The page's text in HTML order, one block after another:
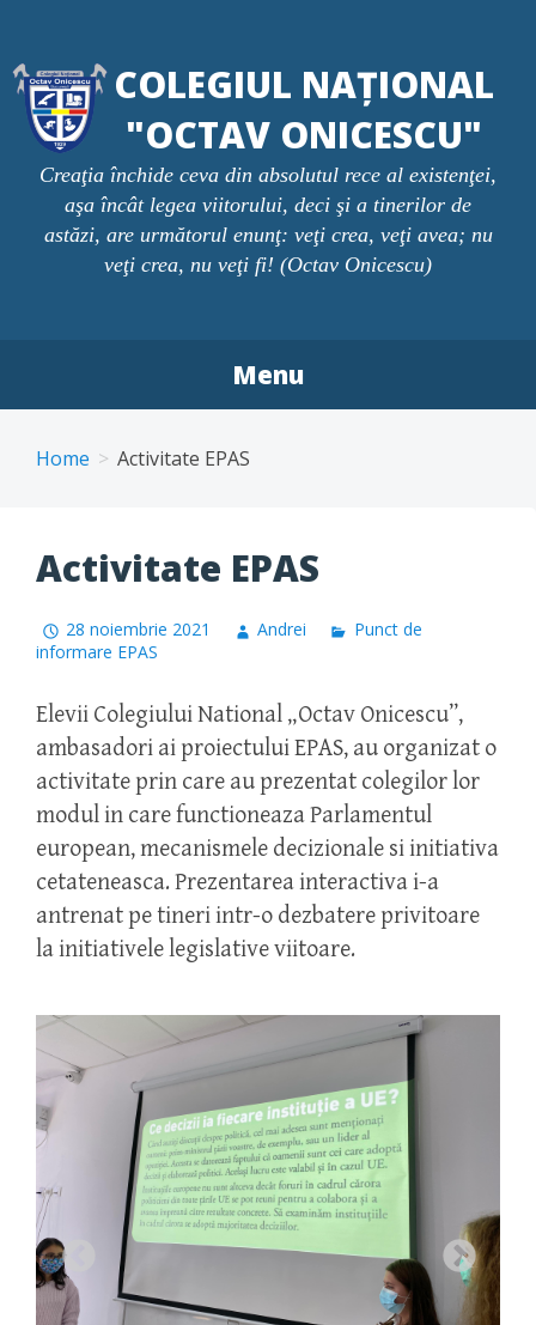
content
COLEGIUL NAȚIONAL
"OCTAV ONICESCU"
Creaţia închide ceva din absolutul rece al existenţei,
aşa încât legea viitorului, deci şi a tinerilor de
astăzi, are următorul enunţ: veţi crea, veţi avea; nu
veţi crea, nu veţi fi! (Octav Onicescu)
Menu
Home Activitate EPAS
Activitate EPAS
28 noiembrie 2021 Andrei
Punct de
informare EPAS
Elevii Colegiului National „Octav Onicescu”,
ambasadori ai proiectului EPAS, au organizat o
activitate prin care au prezentat colegilor lor
modul in care functioneaza Parlamentul
european, mecanismele decizionale si initiativa
cetateneasca. Prezentarea interactiva i-a
antrenat pe tineri intr-o dezbatere privitoare
la initiativele legislative viitoare.